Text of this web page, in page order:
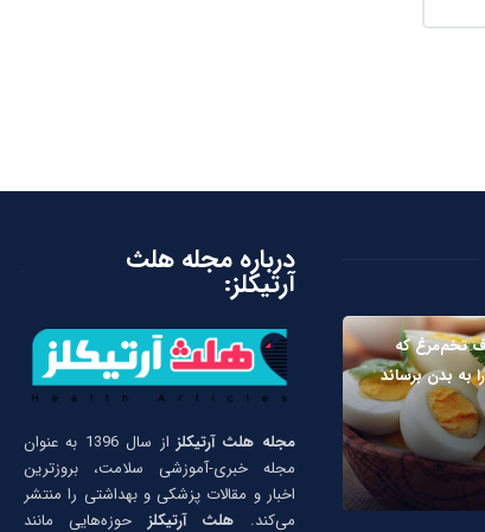
تخم‌مرغ که
به بدن برساند
درباره مجله هلث
آرتیکلز:
مجله هلث آرتیکلز
از سال 1396 به عنوان
مجله خبری-آموزشی سلامت، بروزترین
اخبار و مقالات پزشکی و بهداشتی را منتشر
می‌کند. هلث آرتیکلز حوزه‌هایی مانند